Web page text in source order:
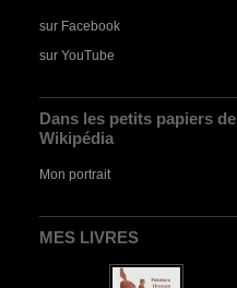
sur Facebook
sur YouTube
Dans les petits papiers de
Wikipédia
Mon portrait
MES LIVRES